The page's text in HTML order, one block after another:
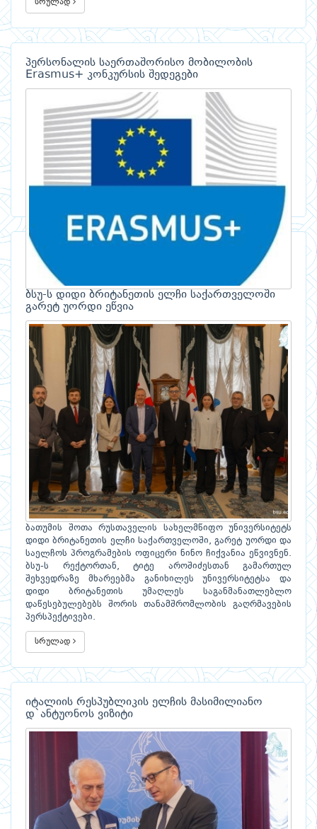
სრულად
პერსონალის საერთაშორისო მობილობის
Erasmus+ კონკურსის შედეგები
ბსუ-ს დიდი ბრიტანეთის ელჩი საქართველოში
გარეტ უორდი ეწვია
ბათუმის შოთა რუსთაველის სახელმწიფო უნივერსიტეტს
დიდი ბრიტანეთის ელჩი საქართველოში, გარეტ უორდი და
საელჩოს პროგრამების ოფიცერი ნინო ჩიქვანია ეწვივნენ.
ბსუ-ს რექტორთან, ტიტე აროშიძესთან გამართულ
შეხვედრაზე მხარეებმა განიხილეს უნივერსიტეტსა და
დიდი ბრიტანეთის უმაღლეს საგანმანათლებლო
დაწესებულებებს შორის თანამშრომლობის გაღრმავების
პერსპექტივები.
სრულად
იტალიის რესპუბლიკის ელჩის მასიმილიანო
დ`ანტუონოს ვიზიტი